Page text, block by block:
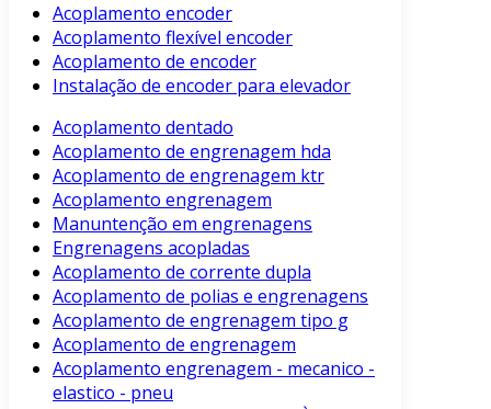
Acoplamento encoder
Acoplamento flexível encoder
Acoplamento de encoder
Instalação de encoder para elevador
Acoplamento dentado
Acoplamento de engrenagem hda
Acoplamento de engrenagem ktr
Acoplamento engrenagem
Manuntenção em engrenagens
Engrenagens acopladas
Acoplamento de corrente dupla
Acoplamento de polias e engrenagens
Acoplamento de engrenagem tipo g
Acoplamento de engrenagem
Acoplamento engrenagem - mecanico -
elastico - pneu